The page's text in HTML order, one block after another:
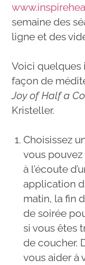
semaine des
ligne et des
Voici quelques
façon de
Joy of Half a
Kristeller.
Choisissez
vous pouvez
à l’écoute
application
matin, la fin
de soirée
si vous êtes
de coucher.
vous aider à